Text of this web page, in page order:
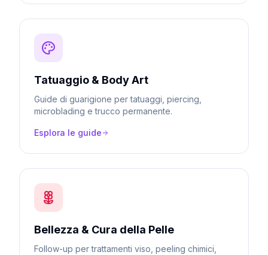
Tatuaggio & Body Art
Guide di guarigione per tatuaggi, piercing,
microblading e trucco permanente.
Esplora le guide
Bellezza & Cura della Pelle
Follow-up per trattamenti viso, peeling chimici,